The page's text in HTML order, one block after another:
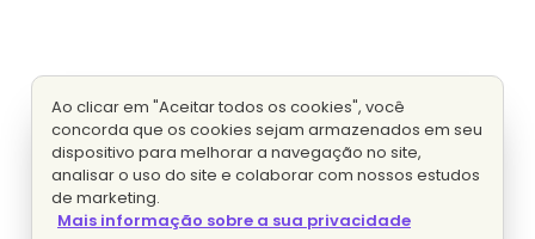
Ao clicar em "Aceitar todos os cookies", você
concorda que os cookies sejam armazenados em seu
dispositivo para melhorar a navegação no site,
analisar o uso do site e colaborar com nossos estudos
de marketing.
Mais informação sobre a sua privacidade